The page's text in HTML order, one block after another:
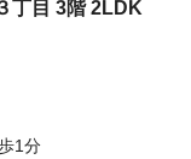
丁目 3階 2LDK
1分